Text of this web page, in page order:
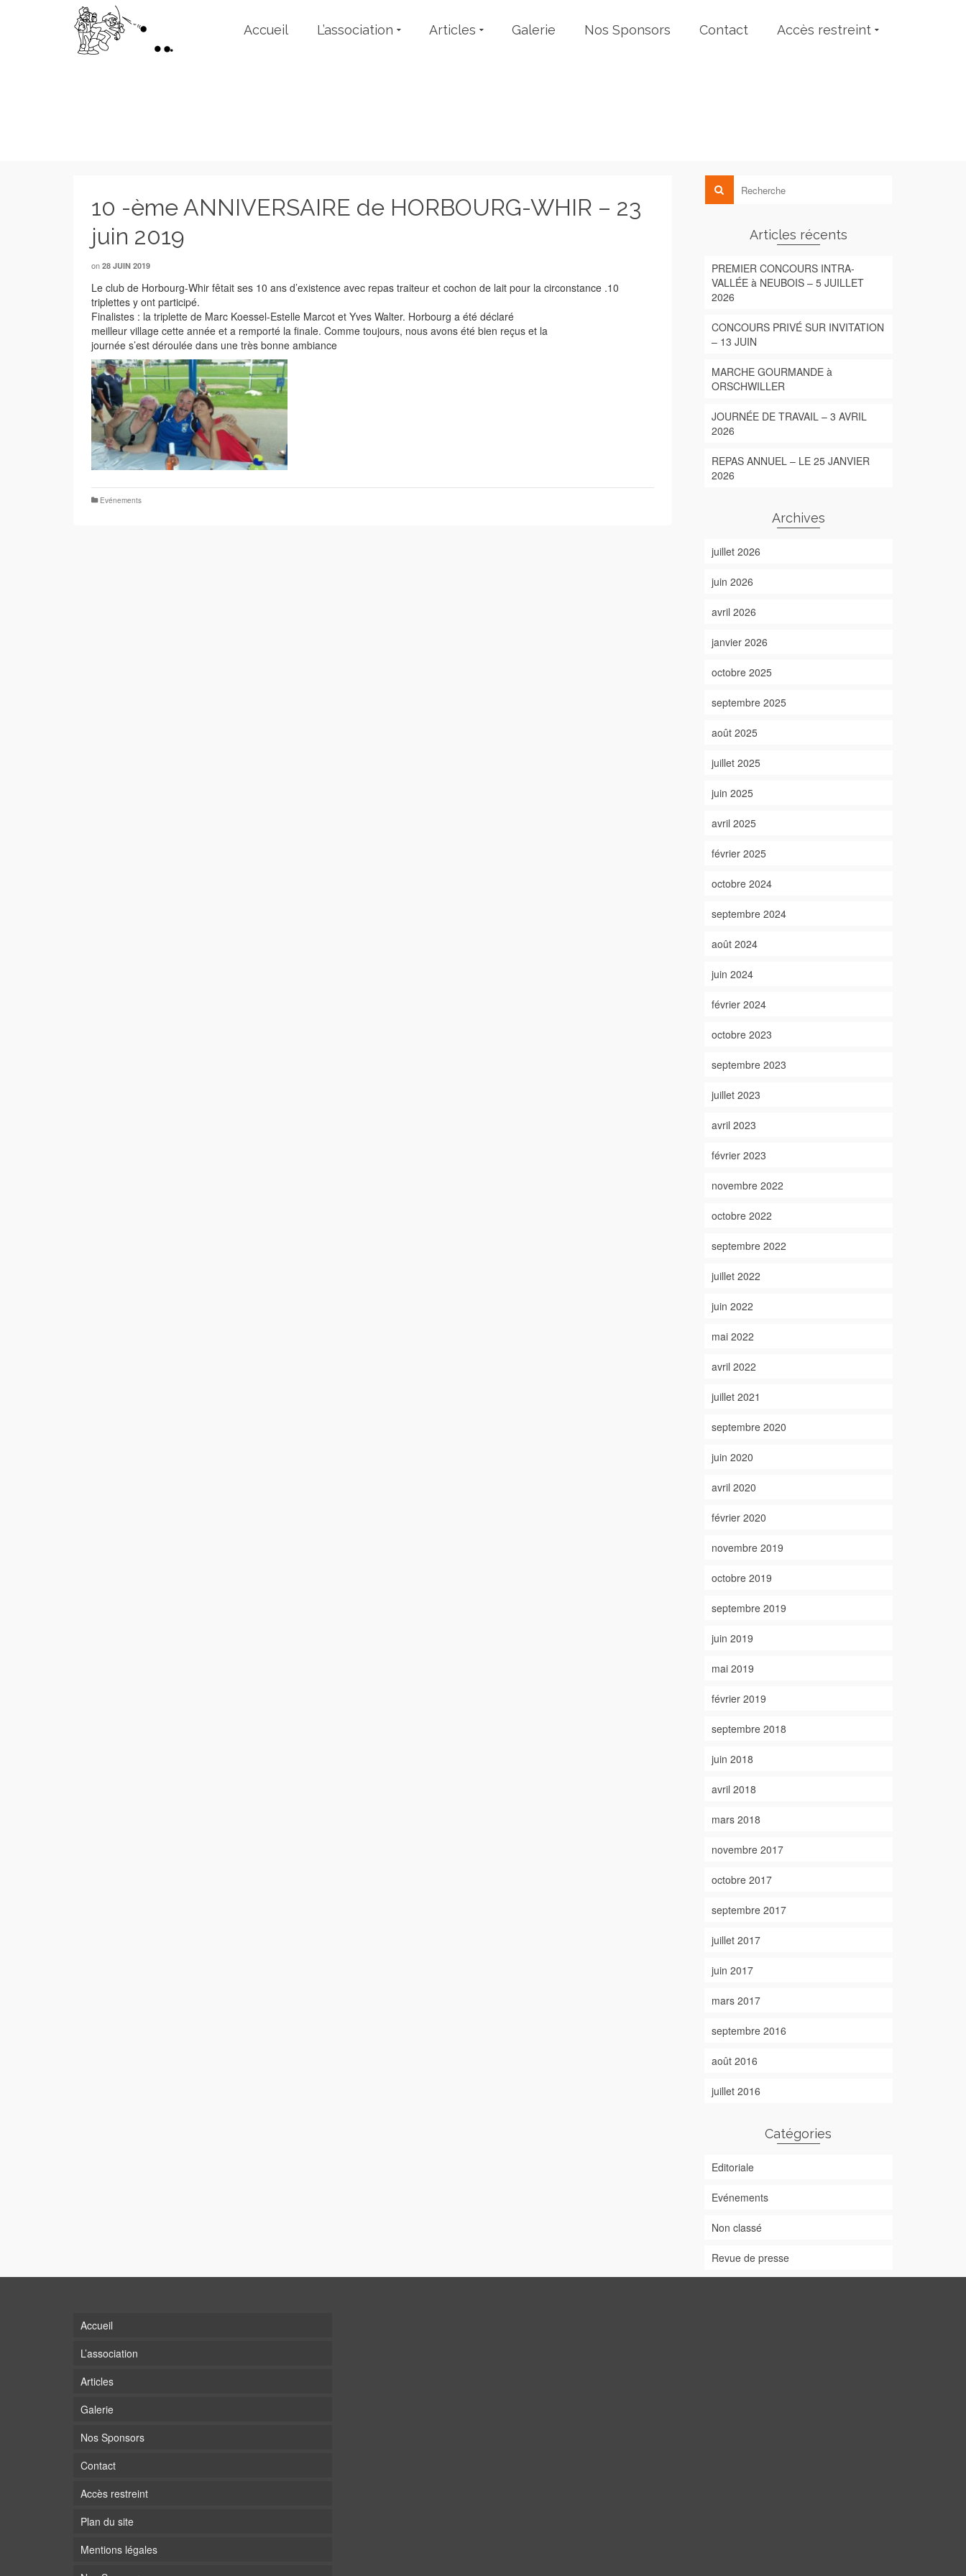
Accueil L’association Articles Galerie Nos Sponsors Contact Accès restreint
10 -ème ANNIVERSAIRE de HORBOURG-WHIR – 23
juin 2019
on 28 JUIN 2019
Le club de Horbourg-Whir fêtait ses 10 ans d’existence avec repas traiteur et cochon de lait pour la circonstance .10
triplettes y ont participé.
Finalistes : la triplette de Marc Koessel-Estelle Marcot et Yves Walter. Horbourg a été déclaré
meilleur village cette année et a remporté la finale. Comme toujours, nous avons été bien reçus et la
journée s’est déroulée dans une très bonne ambiance
Evénements
Articles récents
PREMIER CONCOURS INTRA-
VALLÉE à NEUBOIS – 5 JUILLET
2026
CONCOURS PRIVÉ SUR INVITATION
– 13 JUIN
MARCHE GOURMANDE à
ORSCHWILLER
JOURNÉE DE TRAVAIL – 3 AVRIL
2026
REPAS ANNUEL – LE 25 JANVIER
2026
Archives
juillet 2026
juin 2026
avril 2026
janvier 2026
octobre 2025
septembre 2025
août 2025
juillet 2025
juin 2025
avril 2025
février 2025
octobre 2024
septembre 2024
août 2024
juin 2024
février 2024
octobre 2023
septembre 2023
juillet 2023
avril 2023
février 2023
novembre 2022
octobre 2022
septembre 2022
juillet 2022
juin 2022
mai 2022
avril 2022
juillet 2021
septembre 2020
juin 2020
avril 2020
février 2020
novembre 2019
octobre 2019
septembre 2019
juin 2019
mai 2019
février 2019
septembre 2018
juin 2018
avril 2018
mars 2018
novembre 2017
octobre 2017
septembre 2017
juillet 2017
juin 2017
mars 2017
septembre 2016
août 2016
juillet 2016
Catégories
Editoriale
Evénements
Non classé
Revue de presse
Accueil
L’association
Articles
Galerie
Nos Sponsors
Contact
Accès restreint
Plan du site
Mentions légales